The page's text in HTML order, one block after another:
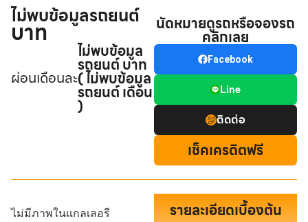
ไม่พบข้อมูลรถยนต์
บาท
ผ่อนเดือนละ
ไม่พบข้อมูล
รถยนต์ บาท
( ไม่พบข้อมูล
รถยนต์ เดือน
)
นัดหมายดูรถหรือจองรถ
คลิกเลย
Facebook
Line
ติดต่อ
เช็คเครดิตฟรี
ไม่มีภาพในแกลเลอรี รายละเอียดเบื้องต้น